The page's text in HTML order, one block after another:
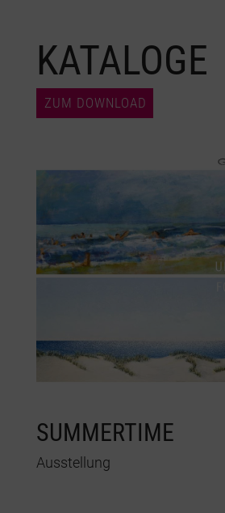
KATALOGE
ZUM DOWNLOAD
SUMMERTIME
Ausstellung